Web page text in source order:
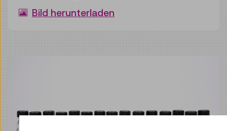
Bild herunterladen